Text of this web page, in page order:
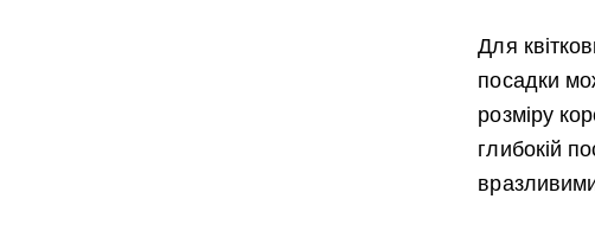
Для
посадки
розміру
глибокій